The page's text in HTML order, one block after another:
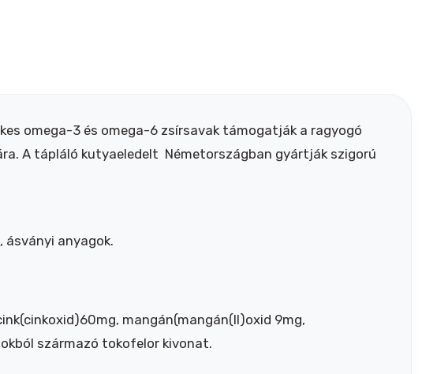
omega-3 és omega-6 zsírsavak támogatják a ragyogó
A tápláló kutyaeledelt Németországban gyártják szigorú
ásványi anyagok.
mangán(mangán(II)oxid 9mg,
származó tokofelor kivonat.